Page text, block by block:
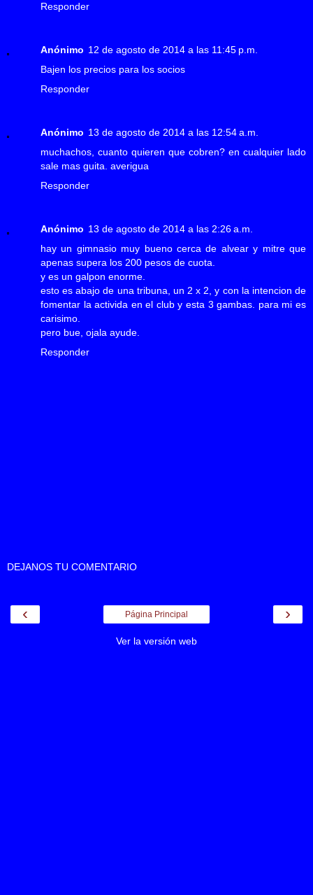
Responder
Anónimo 12 de agosto de 2014 a las 11:45 p.m.
Bajen los precios para los socios
Responder
Anónimo 13 de agosto de 2014 a las 12:54 a.m.
muchachos, cuanto quieren que cobren? en cualquier lado
sale mas guita. averigua
Responder
Anónimo 13 de agosto de 2014 a las 2:26 a.m.
hay un gimnasio muy bueno cerca de alvear y mitre que
apenas supera los 200 pesos de cuota.
y es un galpon enorme.
esto es abajo de una tribuna, un 2 x 2, y con la intencion de
fomentar la activida en el club y esta 3 gambas. para mi es
carisimo.
pero bue, ojala ayude.
Responder
DEJANOS TU COMENTARIO
‹ ›
Página Principal
Ver la versión web